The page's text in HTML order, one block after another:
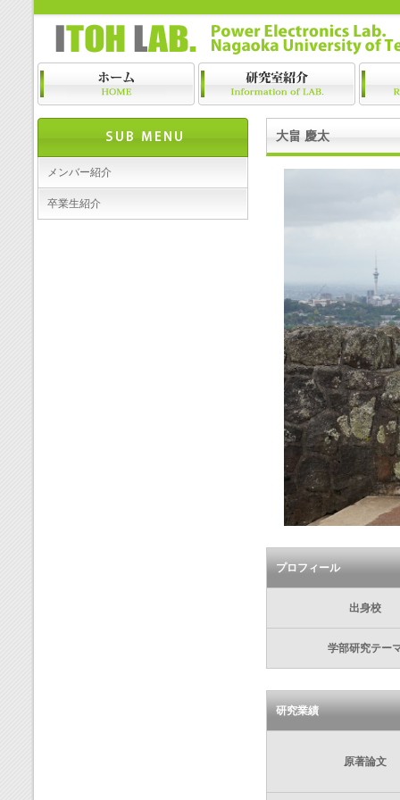
大畠 慶太
プロフィール
出身校
学部研究テー
研究業績
原著論文
メンバー紹介
卒業生紹介